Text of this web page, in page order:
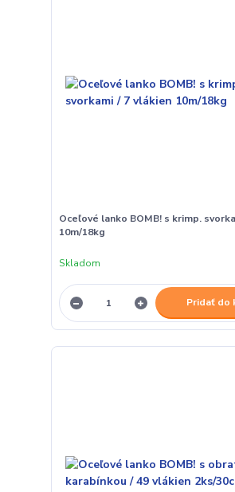
Oceľové lanko BOMB! s krimp.
10m/18kg
Skladom
Pridať do